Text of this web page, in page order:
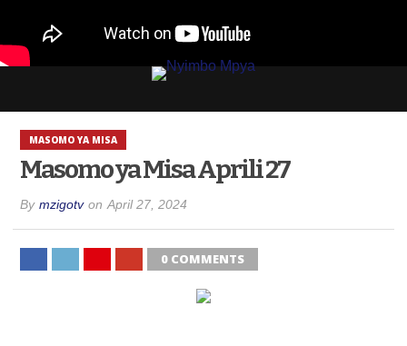
MASOMO YA MISA
Masomo ya Misa Aprili 27
By mzigotv on April 27, 2024
0 COMMENTS